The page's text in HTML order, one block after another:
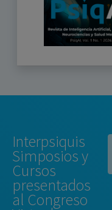
Interpsiquis
Simposios y
Cursos
presentados
al Congreso